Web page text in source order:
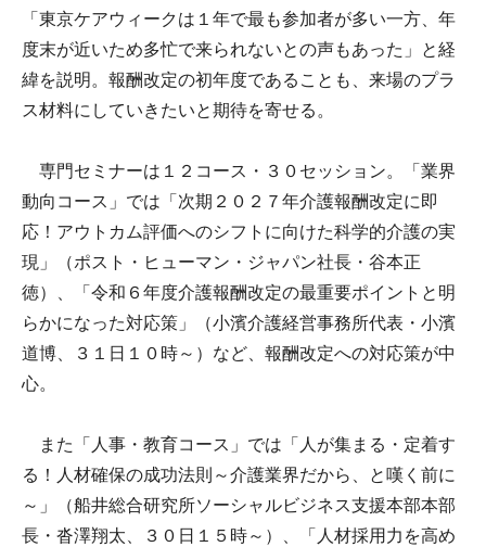
「東京ケアウィークは１年で最も参加者が多い一方、年
度末が近いため多忙で来られないとの声もあった」と経
緯を説明。報酬改定の初年度であることも、来場のプラ
ス材料にしていきたいと期待を寄せる。
専門セミナーは１２コース・３０セッション。「業界
動向コース」では「次期２０２７年介護報酬改定に即
応！アウトカム評価へのシフトに向けた科学的介護の実
現」（ポスト・ヒューマン・ジャパン社長・谷本正
徳）、「令和６年度介護報酬改定の最重要ポイントと明
らかになった対応策」（小濱介護経営事務所代表・小濱
道博、３１日１０時～）など、報酬改定への対応策が中
心。
また「人事・教育コース」では「人が集まる・定着す
る！人材確保の成功法則～介護業界だから、と嘆く前に
～」（船井総合研究所ソーシャルビジネス支援本部本部
長・沓澤翔太、３０日１５時～）、「人材採用力を高め